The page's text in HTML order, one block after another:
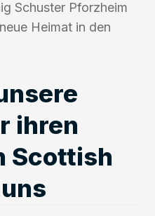
Schuster Pforzheim
Heimat in den
ihren
Scottish